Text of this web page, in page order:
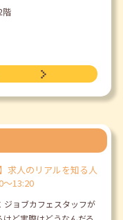
階
求人のリアルを知る人
～13:20
ジョブカフェスタッフが